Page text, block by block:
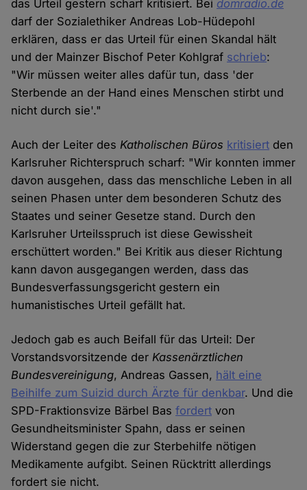
das Urteil gestern scharf kritisiert. Bei domradio.de
darf der Sozialethiker Andreas Lob-Hüdepohl
erklären, dass er das Urteil für einen Skandal hält
und der Mainzer Bischof Peter Kohlgraf schrieb:
"Wir müssen weiter alles dafür tun, dass 'der
Sterbende an der Hand eines Menschen stirbt und
nicht durch sie'."
Auch der Leiter desKatholischen Büros kritisiert den
Karlsruher Richterspruch scharf: "Wir konnten immer
davon ausgehen, dass das menschliche Leben in all
seinen Phasen unter dem besonderen Schutz des
Staates und seiner Gesetze stand. Durch den
Karlsruher Urteilsspruch ist diese Gewissheit
erschüttert worden." Bei Kritik aus dieser Richtung
kann davon ausgegangen werden, dass das
Bundesverfassungsgericht gestern ein
humanistisches Urteil gefällt hat.
Jedoch gab es auch Beifall für das Urteil: Der
Vorstandsvorsitzende derKassenärztlichen
Bundesvereinigung, Andreas Gassen, hält eine
Beihilfe zum Suizid durch Ärzte für denkbar. Und die
SPD-Fraktionsvize Bärbel Basfordert von
Gesundheitsminister Spahn, dass er seinen
Widerstand gegen die zur Sterbehilfe nötigen
Medikamente aufgibt. Seinen Rücktritt allerdings
fordert sie nicht.